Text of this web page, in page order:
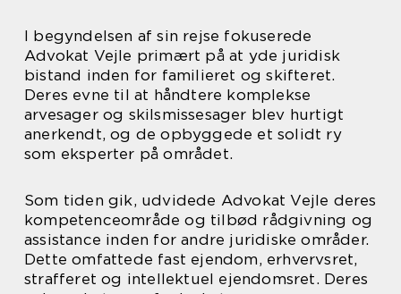
I begyndelsen af sin rejse fokuserede
Advokat Vejle primært på at yde juridisk
bistand inden for familieret og skifteret.
Deres evne til at håndtere komplekse
arvesager og skilsmissesager blev hurtigt
anerkendt, og de opbyggede et solidt ry
som eksperter på området.
Som tiden gik, udvidede Advokat Vejle deres
kompetenceområde og tilbød rådgivning og
assistance inden for andre juridiske områder.
Dette omfattede fast ejendom, erhvervsret,
strafferet og intellektuel ejendomsret. Deres